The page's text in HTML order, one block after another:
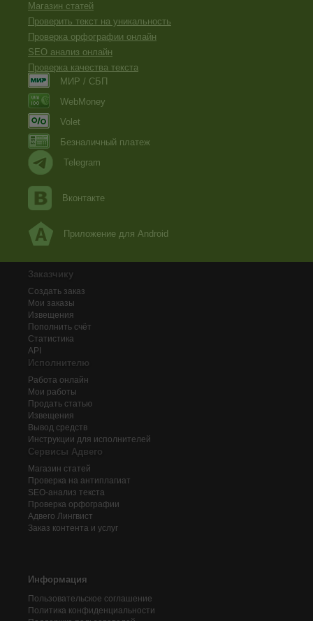
Магазин статей
Проверить текст на уникальность
Проверка орфографии онлайн
SEO анализ онлайн
Проверка качества текста
МИР / СБП
WebMoney
Volet
Безналичный платеж
Telegram
Вконтакте
Приложение для Android
Заказчику
Создать заказ
Мои заказы
Извещения
Пополнить счёт
Статистика
API
Исполнителю
Работа онлайн
Мои работы
Продать статью
Извещения
Вывод средств
Инструкции для исполнителей
Сервисы Адвего
Магазин статей
Проверка на антиплагиат
SEO-анализ текста
Проверка орфографии
Адвего Лингвист
Заказ контента и услуг
Информация
Пользовательское соглашение
Политика конфиденциальности